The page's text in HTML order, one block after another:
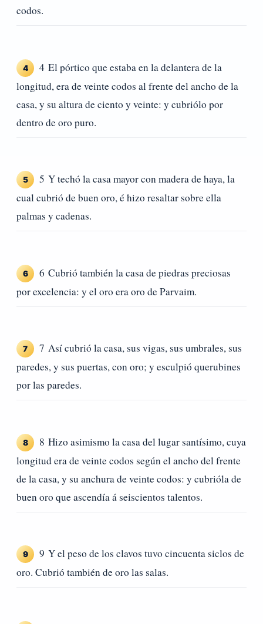
codos.
4
4 El pórtico que estaba en la delantera de la
longitud, era de veinte codos al frente del ancho de la
casa, y su altura de ciento y veinte: y cubriólo por
dentro de oro puro.
5
5 Y techó la casa mayor con madera de haya, la
cual cubrió de buen oro, é hizo resaltar sobre ella
palmas y cadenas.
6
6 Cubrió también la casa de piedras preciosas
por excelencia: y el oro era oro de Parvaim.
7
7 Así cubrió la casa, sus vigas, sus umbrales, sus
paredes, y sus puertas, con oro; y esculpió querubines
por las paredes.
8
8 Hizo asimismo la casa del lugar santísimo, cuya
longitud era de veinte codos según el ancho del frente
de la casa, y su anchura de veinte codos: y cubrióla de
buen oro que ascendía á seiscientos talentos.
9
9 Y el peso de los clavos tuvo cincuenta siclos de
oro. Cubrió también de oro las salas.